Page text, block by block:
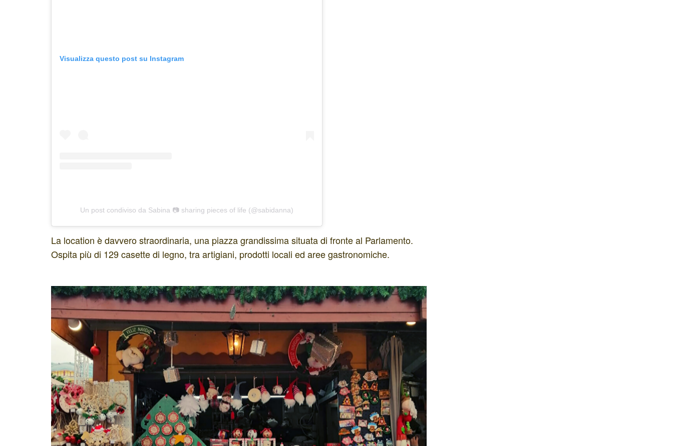
Visualizza questo post su Instagram
Un post condiviso da Sabina 📷 sharing pieces of life (@sabidanna)
La location è davvero straordinaria, una piazza grandissima situata di fronte al Parlamento.
Ospita più di 129 casette di legno, tra artigiani, prodotti locali ed aree gastronomiche.